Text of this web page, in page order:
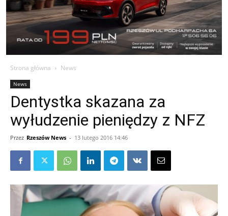
Strona główna News
News
Dentystka skazana za
wyłudzenie pieniędzy z NFZ
Przez Rzeszów News - 13 lutego 2016 14:46